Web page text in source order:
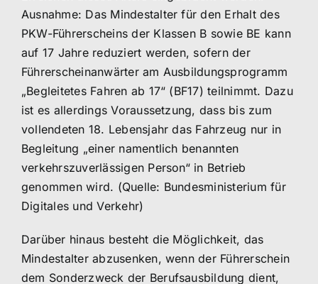
Ausnahme: Das Mindestalter für den Erhalt des
PKW-Führerscheins der Klassen B sowie BE kann
auf 17 Jahre reduziert werden, sofern der
Führerscheinanwärter am Ausbildungsprogramm
„Begleitetes Fahren ab 17“ (BF17) teilnimmt. Dazu
ist es allerdings Voraussetzung, dass bis zum
vollendeten 18. Lebensjahr das Fahrzeug nur in
Begleitung „einer namentlich benannten
verkehrszuverlässigen Person“ in Betrieb
genommen wird. (Quelle: Bundesministerium für
Digitales und Verkehr)
Darüber hinaus besteht die Möglichkeit, das
Mindestalter abzusenken, wenn der Führerschein
dem Sonderzweck der Berufsausbildung dient,